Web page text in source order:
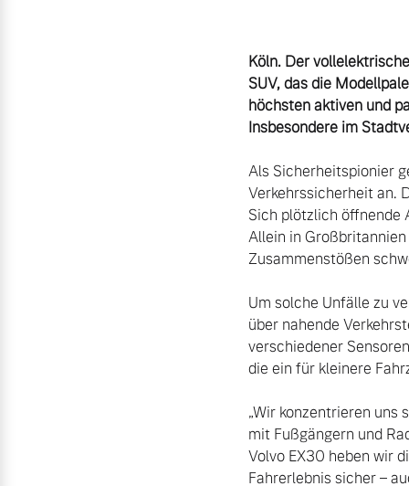
Köln. Der
SUV, das die
höchsten aktiven und
Insbesondere im
Als Sicherheitspionier
Verkehrssicherheit an.
Sich plötzlich öffnende
Allein in
Zusammenstößen
Um solche Unfälle zu
über nahende
verschiedener
die ein für kleinere
„Wir konzentrieren uns
mit Fußgängern und
Volvo EX30 heben wir
Fahrerlebnis sicher –